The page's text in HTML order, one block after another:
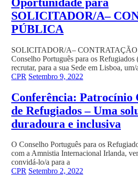
SOLICITADOR/A–
PÚBLICA
SOLICITADOR/A–
Conselho Português para os Refugiados
recrutar, para a sua Sede em Lisboa, um/
CPR Setembro 9, 2022
Conferência: Patrocínio
de Refugiados – Uma
duradoura e inclusiva
O Conselho Português para os
com a Amnistia Internacional Irlanda,
convidá-lo/a para a
CPR Setembro 2, 2022